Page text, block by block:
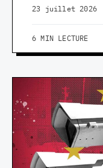
23 juillet 2026
6 MIN LECTURE